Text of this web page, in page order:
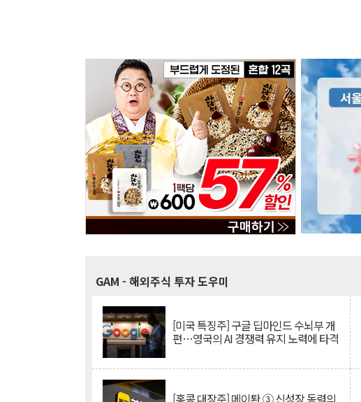
GAM - 해외주식 투자 도우미
[미국 특징주] 구글 딥마인드 수뇌부 개
편…영국의 AI 경쟁력 유지 노력에 타격
[홍콩 대장주] 메이퇀 ③ 신성장 동력의